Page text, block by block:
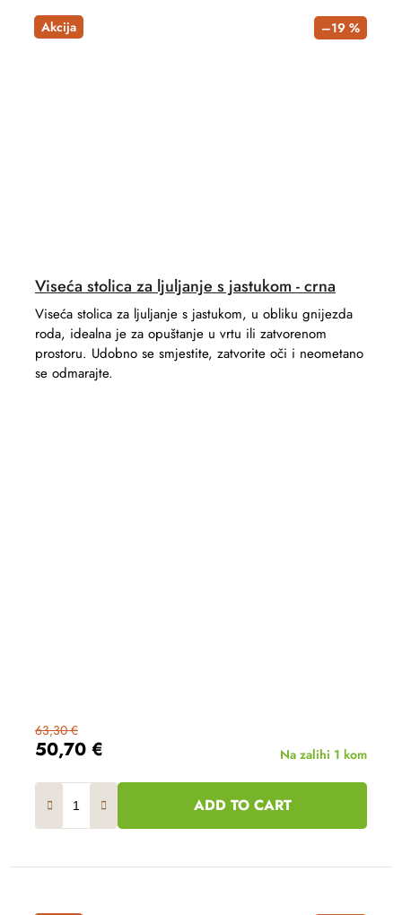
Akcija –19 %
Viseća stolica za ljuljanje s jastukom - crna
50,70 €
63,30 €
Na zalihi 1 kom
ADD TO CART
Viseća stolica za ljuljanje s jastukom, u obliku gnijezda
roda, idealna je za opuštanje u vrtu ili zatvorenom
prostoru. Udobno se smjestite, zatvorite oči i neometano
se odmarajte.